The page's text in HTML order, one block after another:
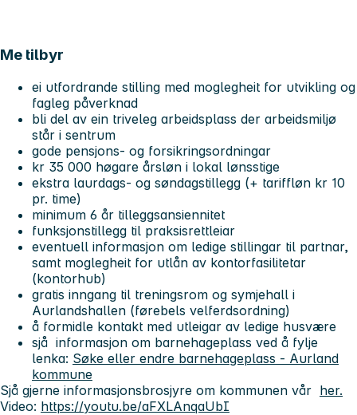
Me tilbyr
ei utfordrande stilling med moglegheit for utvikling og
fagleg påverknad
bli del av ein triveleg arbeidsplass der arbeidsmiljø
står i sentrum
gode pensjons- og forsikringsordningar
kr 35 000 høgare årsløn i lokal lønsstige
ekstra laurdags- og søndagstillegg (+ tariffløn kr 10
pr. time)
minimum 6 år tilleggsansiennitet
funksjonstillegg til praksisrettleiar
eventuell informasjon om ledige stillingar til partnar,
samt moglegheit for utlån av kontorfasilitetar
(kontorhub)
gratis inngang til treningsrom og symjehall i
Aurlandshallen (førebels velferdsordning)
å formidle kontakt med utleigar av ledige husvære
sjå informasjon om barnehageplass ved å fylje
lenka: Søke eller endre barnehageplass - Aurland
kommune
Sjå gjerne informasjonsbrosjyre om kommunen vår her.
Video: https://youtu.be/aFXLAnqaUbI